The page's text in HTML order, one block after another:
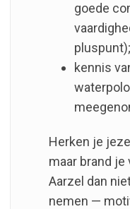
goede
pluspunt);
kennis
Herken je
maar brand
Aarzel dan
nemen —